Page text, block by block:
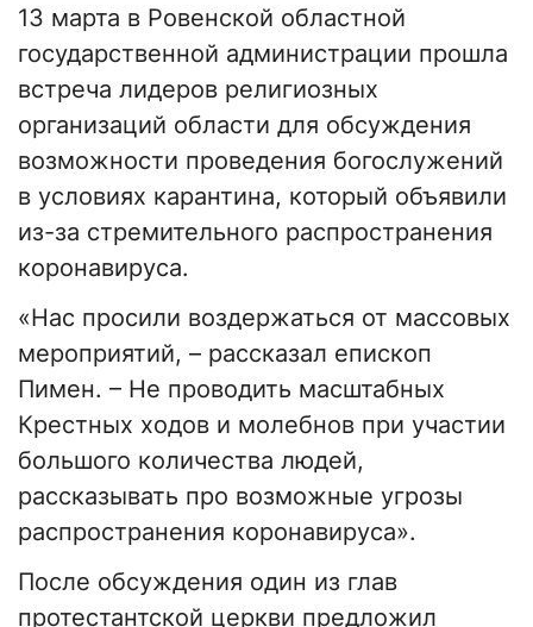
13 марта в Ровенской областной
государственной администрации прошла
встреча лидеров религиозных
организаций области для обсуждения
возможности проведения богослужений
в условиях карантина, который объявили
из-за стремительного распространения
коронавируса.
«Нас просили воздержаться от массовых
мероприятий, – рассказал епископ
Пимен. – Не проводить масштабных
Крестных ходов и молебнов при участии
большого количества людей,
рассказывать про возможные угрозы
распространения коронавируса».
После обсуждения один из глав
протестантской церкви предложил